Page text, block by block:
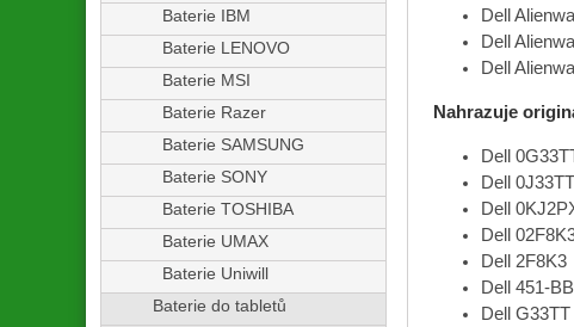
Dell
Dell
Dell
Nahrazuje
Dell
Dell 0J33TT
Dell
Dell
Dell 2F8K3
Dell 451-
Dell G33TT
Baterie IBM
Baterie LENOVO
Baterie MSI
Baterie Razer
Baterie SAMSUNG
Baterie SONY
Baterie TOSHIBA
Baterie UMAX
Baterie Uniwill
Baterie do tabletů